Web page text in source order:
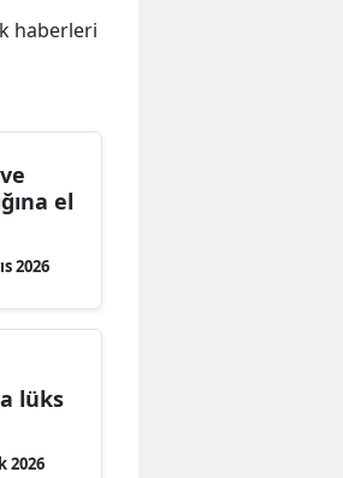
haberleri
el
2026
lüks
2026